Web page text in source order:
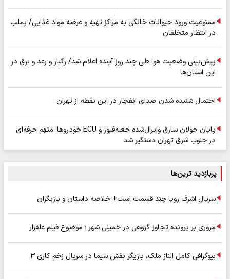
ممنوعیت ورود حیوانات خانگی به مراکز تهیه و عرضه مواد غذایی/ پملب
در انتظار متخلفان
پیش‌بینی وضعیت هوا طی چند روز آینده اعلام شد/ رگبار و رعد و برق در
این استان‌ها
احتمال شنیده شدن صدای انفجار در این نقطه از تهران
پایان جولان سارق وایرال‌شده جعبه‌فیوز و ECU خودروها؛ متهم حرفه‌ای
در جنوب شرق تهران دستگیر شد
پربازدید ترین‌ها
سریال اشرف رویا چند قسمت است+ خلاصه داستان و بازیگران
مروری بر پرونده تجاوز گروهی در خمینی شهر ؛ موضوع فیلم علفزار
بیوگرافی کامل الناز ملک، بازیگر نقش سیما در سریال زخم کاری ۳